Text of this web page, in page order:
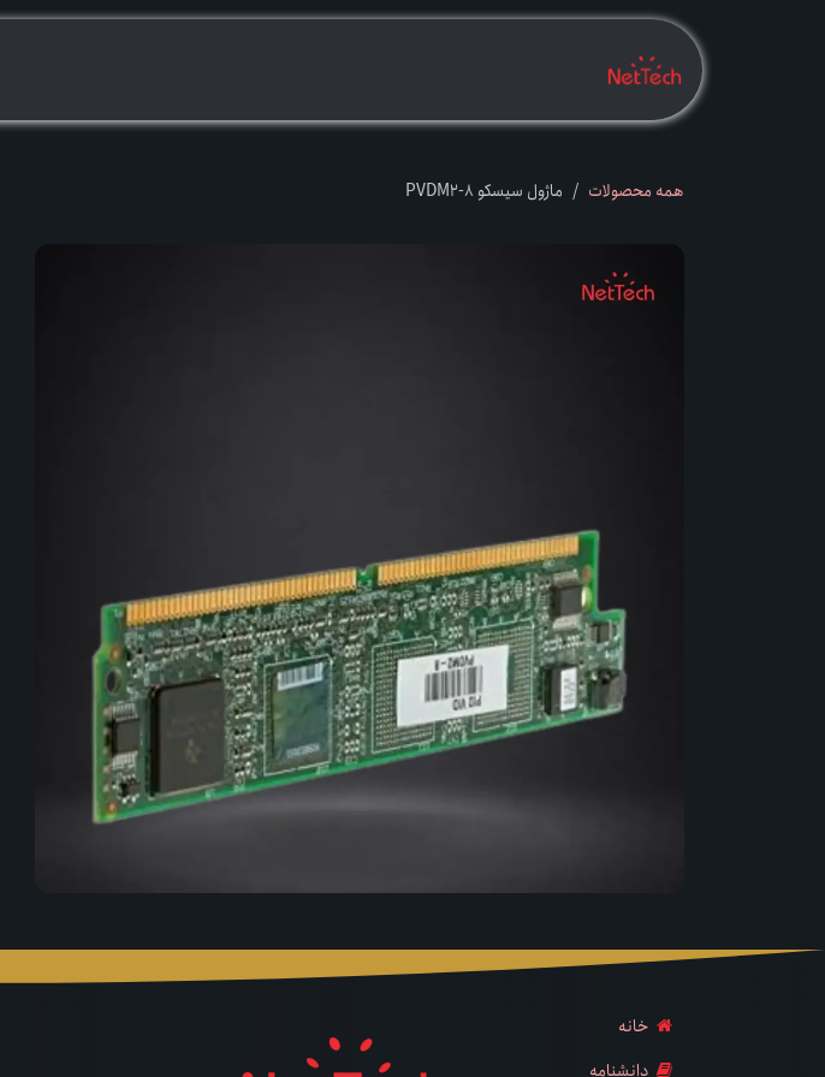
صرف نظر و مشاهده محتوا
همه محصولات ماژول سیسکو PVDM2-8
خانه
دانشنامه